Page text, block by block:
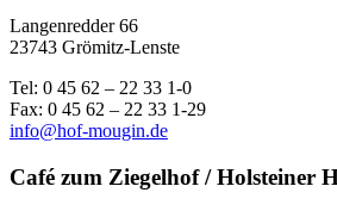
Langenredder 66
23743 Grömitz-Lenste
Tel: 0 45 62 – 22 33 1-0
Fax: 0 45 62 – 22 33 1-29
info@hof-mougin.de
Café zum Ziegelhof / Holsteiner